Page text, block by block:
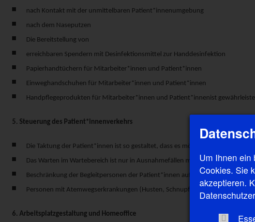
nach Kontakt mit der unmittelbaren Patient*innenumgebung
nach dem Naseputzen
Die Bereitstellung von
erreichbaren Spendern mit Desinfektionsmittel zur Handdesinfektion
Papierhandtüchern für Mitarbeiter*innen und Patient*innen
Einweghandschuhen für Mitarbeiter*innen und Patient*innen
Handpflegeprodukten für Mitarbeiter*innen und Patient*innenist
5. Steuerung des Patient*innenverkehrs
Die Taktung der Patient*innen ist so gestaltet, dass es möglichst keinen
Das Warten im Wartebereich ist nur in Ausnahmefällen möglich.
Beschränkung der Begleitpersonen der Patient*innen auf max. 1 Person.
Personen mit Atemwegserkrankungen (Husten, Schnupfen, ...) jeglicher Art
6. Arbeitsplatzgestaltung und Homeoffice
Um Ihnen ein
Cookies. Sie
akzeptieren.